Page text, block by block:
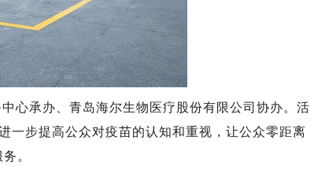
承办、青岛海尔生物医疗股份有限公司协办。活
一步提高公众对疫苗的认知和重视，让公众零距离
。